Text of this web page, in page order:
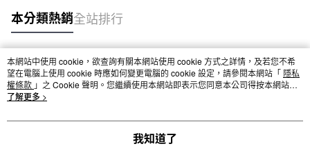
每筆NT$150，滿NT$2,000(含以上)免運費
無印良品門市自取
免運費
本分類熱銷全站排行
熱門標籤
本網站中使用 cookie，欲查詢有關本網站使用 cookie 方式之詳情，及若您不希
望在電腦上使用 cookie 時應如何變更電腦的 cookie 設定，請參閱本網站「 隱私
權條款 」之 Cookie 聲明。您繼續使用本網站即表示您同意本公司得按本網站使
用條款之 Cookie 聲明使用 cookie。
了解更多 >
我知道了